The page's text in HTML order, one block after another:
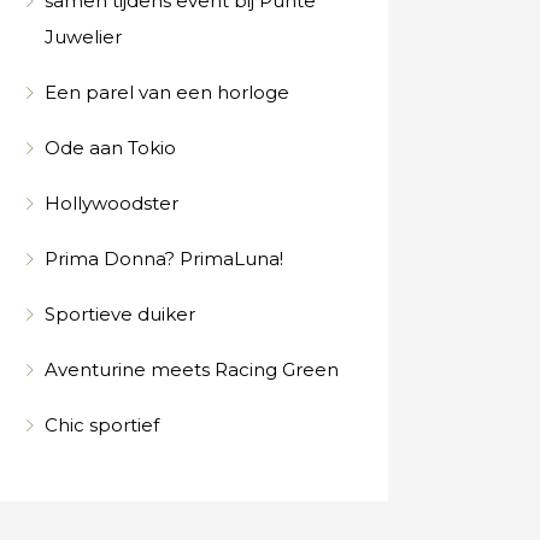
Juwelier
Een parel van een horloge
Ode aan Tokio
Hollywoodster
Prima Donna? PrimaLuna!
Sportieve duiker
Aventurine meets Racing Green
Chic sportief